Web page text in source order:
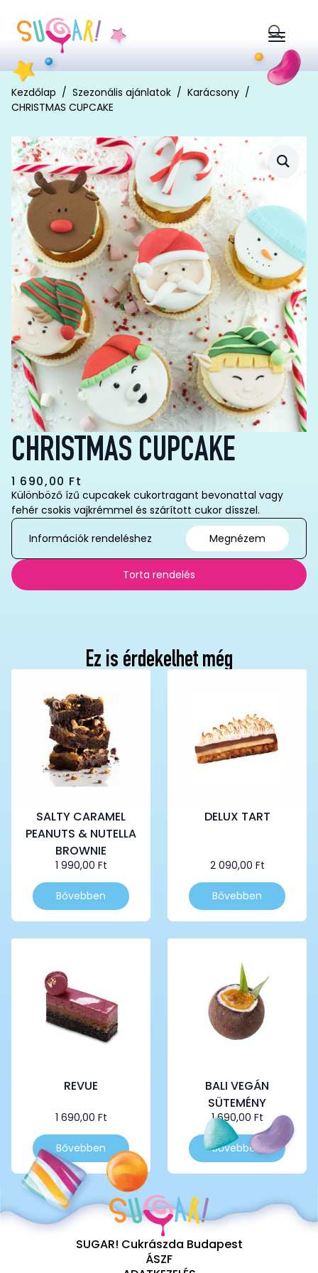
Search
for:
Kezdőlap Szezonális ajánlatok
Karácsony
CHRISTMAS CUPCAKE
CHRISTMAS CUPCAKE
1 690,00 Ft
Különböző ízű cupcakek cukortragant bevonattal vagy
fehér csokis vajkrémmel és szárított cukor dísszel.
Információk rendeléshez
Megnézem
Torta rendelés
Ez is érdekelhet még
SALTY CARAMEL
PEANUTS & NUTELLA
BROWNIE
1 990,00 Ft
Bővebben
DELUX TART
2 090,00 Ft
Bővebben
REVUE
1 690,00 Ft
Bővebben
BALI VEGÁN
SÜTEMÉNY
1 690,00 Ft
Bővebben
SUGAR! Cukrászda Budapest
ÁSZF